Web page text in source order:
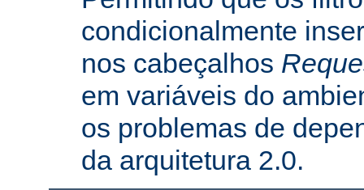
condicionalmente
nos cabeçalhos
em variáveis do
os problemas de
da arquitetura 2.0.